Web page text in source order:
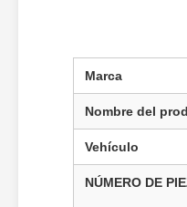
Marca
Nombre del
Vehículo
NÚMERO DE